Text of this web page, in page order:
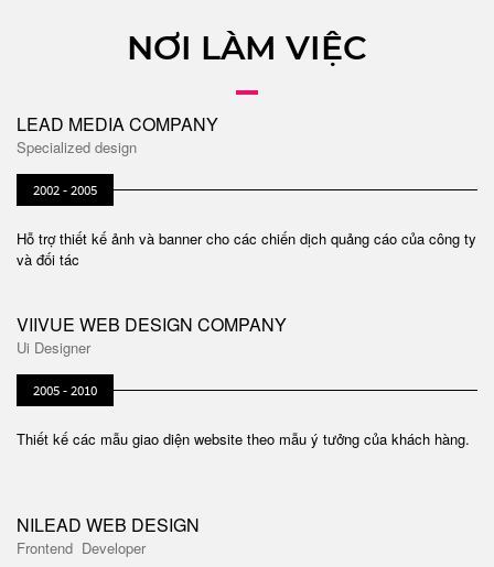
NƠI LÀM VIỆC
LEAD MEDIA COMPANY
Specialized design
2002 - 2005
Hỗ trợ thiết kế ảnh và banner cho các chiến dịch quảng cáo của công ty
và đối tác
VIIVUE WEB DESIGN COMPANY
Ui Designer
2005 - 2010
Thiết kế các mẫu giao diện website theo mẫu ý tưởng của khách hàng.
NILEAD WEB DESIGN
Frontend Developer